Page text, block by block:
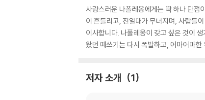
사랑스러운 나폴레옹에게는 딱 하나 단점
이 흔들리고, 진열대가 무너지며, 사람들
이사합니다. 나폴레옹이 갖고 싶은 것이
왔던 떼쓰기는 다시 폭발하고, 어마어마
저자 소개 1